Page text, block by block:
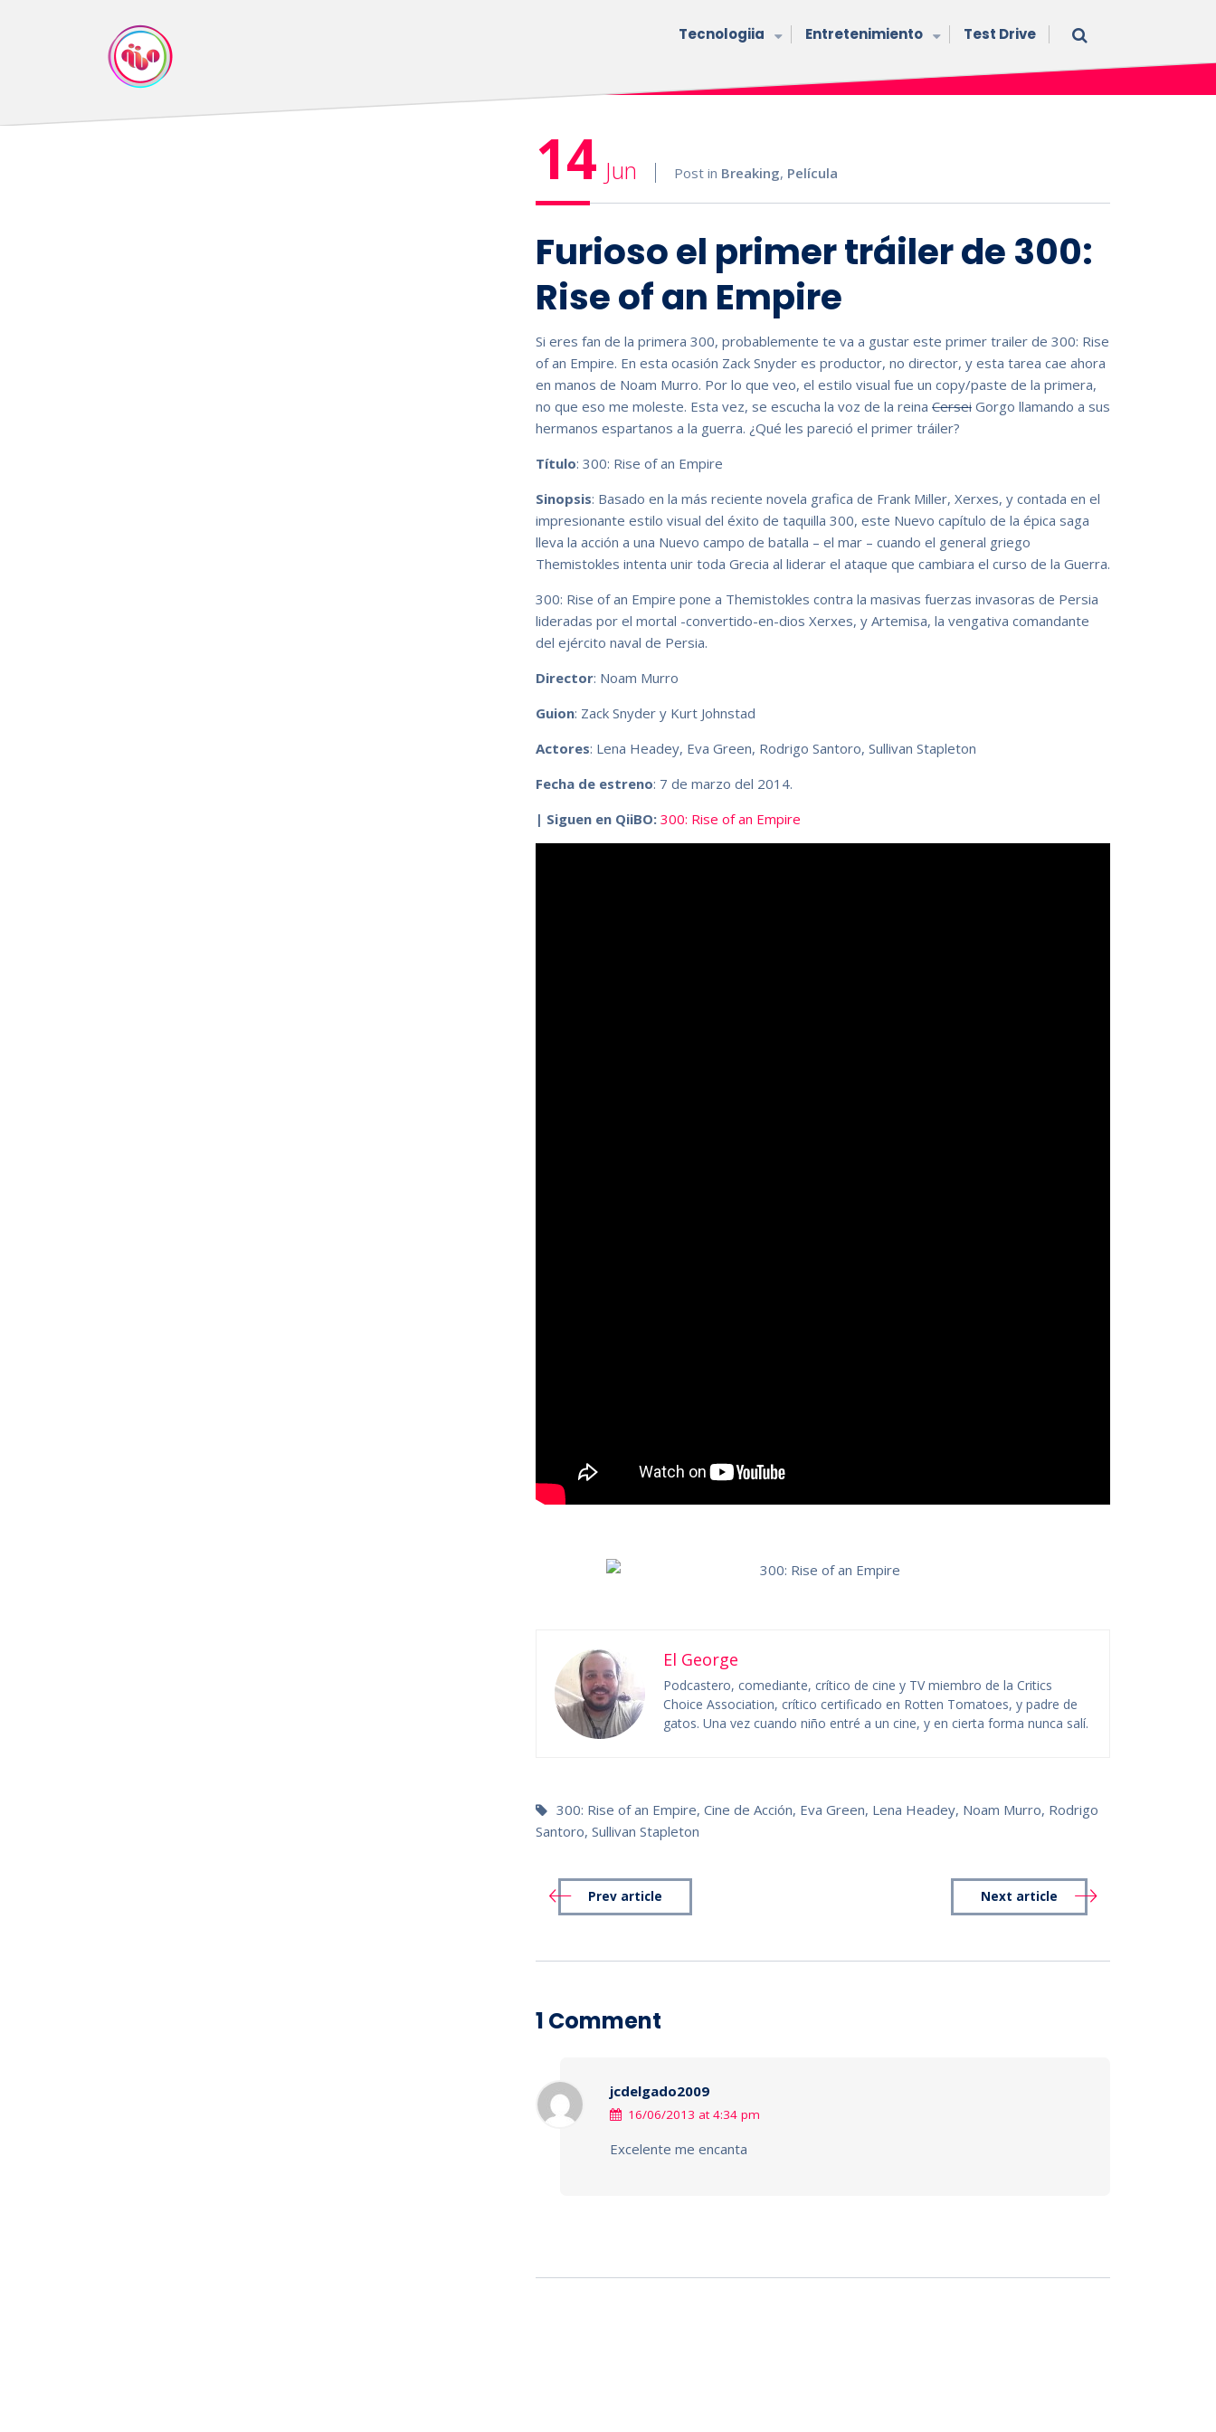
Tecnologiia Entretenimiento Test Drive
14 Jun Post in Breaking, Película
Furioso el primer tráiler de 300:
Rise of an Empire
Si eres fan de la primera 300, probablemente te va a gustar este primer trailer de 300: Rise
of an Empire. En esta ocasión Zack Snyder es productor, no director, y esta tarea cae ahora
en manos de Noam Murro. Por lo que veo, el estilo visual fue un copy/paste de la primera,
no que eso me moleste. Esta vez, se escucha la voz de la reinaCersei Gorgo llamando a sus
hermanos espartanos a la guerra. ¿Qué les pareció el primer tráiler?
Título: 300: Rise of an Empire
Sinopsis: Basado en la más reciente novela grafica de Frank Miller, Xerxes, y contada en el
impresionante estilo visual del éxito de taquilla 300, este Nuevo capítulo de la épica saga
lleva la acción a una Nuevo campo de batalla – el mar – cuando el general griego
Themistokles intenta unir toda Grecia al liderar el ataque que cambiara el curso de la Guerra.
300: Rise of an Empire pone a Themistokles contra la masivas fuerzas invasoras de Persia
lideradas por el mortal -convertido-en-dios Xerxes, y Artemisa, la vengativa comandante
del ejército naval de Persia.
Director: Noam Murro
Guion: Zack Snyder y Kurt Johnstad
Actores: Lena Headey, Eva Green, Rodrigo Santoro, Sullivan Stapleton
Fecha de estreno: 7 de marzo del 2014.
| Siguen en QiiBO: 300: Rise of an Empire
El George
Podcastero, comediante, crítico de cine y TV miembro de la Critics
Choice Association, crítico certificado en Rotten Tomatoes, y padre de
gatos. Una vez cuando niño entré a un cine, y en cierta forma nunca salí.
300: Rise of an Empire,Cine de Acción, Eva Green, Lena Headey, Noam Murro, Rodrigo
Santoro,Sullivan Stapleton
Prev article Next article
1 Comment
jcdelgado2009
16/06/2013 at 4:34 pm
Excelente me encanta